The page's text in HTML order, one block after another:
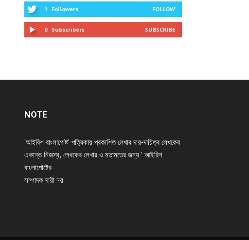
1 Followers FOLLOW
0 Subscribers SUBSCRIBE
NOTE
'আইরিশ বাংলাপোষ্ট' পত্রিকায় প্রকাশিত লেখার দায়-দায়িত্ব লেখকের
একান্ত নিজস্ব, লেখকের লেখার ও মতামতের জন্য ' আইরিশ
বাংলাপোষ্টের
সম্পাদক দায়ী নয়